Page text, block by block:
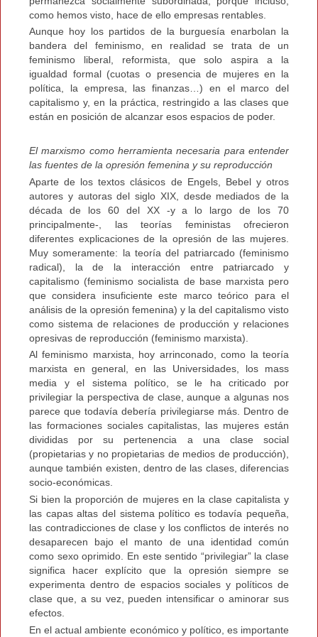
como hemos visto, hace de ello empresas rentables.
Aunque hoy los partidos de la burguesía enarbolan la
bandera del feminismo, en realidad se trata de un
feminismo liberal, reformista, que solo aspira a la
igualdad formal (cuotas o presencia de mujeres en la
política, la empresa, las finanzas…) en el marco del
capitalismo y, en la práctica, restringido a las clases que
están en posición de alcanzar esos espacios de poder.
El marxismo como herramienta necesaria para entender
las fuentes de la opresión femenina y su reproducción
Aparte de los textos clásicos de Engels, Bebel y otros
autores y autoras del siglo XIX, desde mediados de la
década de los 60 del XX -y a lo largo de los 70
principalmente-, las teorías feministas ofrecieron
diferentes explicaciones de la opresión de las mujeres.
Muy someramente: la teoría del patriarcado (feminismo
radical), la de la interacción entre patriarcado y
capitalismo (feminismo socialista de base marxista pero
que considera insuficiente este marco teórico para el
análisis de la opresión femenina) y la del capitalismo visto
como sistema de relaciones de producción y relaciones
opresivas de reproducción (feminismo marxista).
Al feminismo marxista, hoy arrinconado, como la teoría
marxista en general, en las Universidades, los mass
media y el sistema político, se le ha criticado por
privilegiar la perspectiva de clase, aunque a algunas nos
parece que todavía debería privilegiarse más. Dentro de
las formaciones sociales capitalistas, las mujeres están
divididas por su pertenencia a una clase social
(propietarias y no propietarias de medios de producción),
aunque también existen, dentro de las clases, diferencias
socio-económicas.
Si bien la proporción de mujeres en la clase capitalista y
las capas altas del sistema político es todavía pequeña,
las contradicciones de clase y los conflictos de interés no
desaparecen bajo el manto de una identidad común
como sexo oprimido. En este sentido “privilegiar” la clase
significa hacer explícito que la opresión siempre se
experimenta dentro de espacios sociales y políticos de
clase que, a su vez, pueden intensificar o aminorar sus
efectos.
En el actual ambiente económico y político, es importante